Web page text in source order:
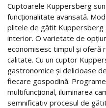
Cuptoarele Kuppersberg
funcționalitate avansată.
plitele de gătit Kuppersberg
interior. O varietate de
economisesc timpul și
calitate. Cu un cuptor
gastronomice și delicioase
fiecare gospodină.
multifuncțional, iluminarea
semnificativ procesul de